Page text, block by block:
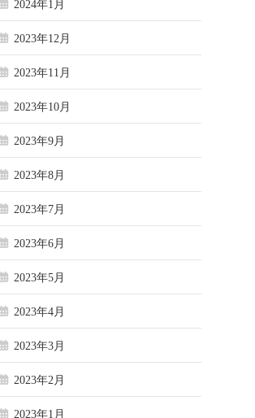
2024年1月
2023年12月
2023年11月
2023年10月
2023年9月
2023年8月
2023年7月
2023年6月
2023年5月
2023年4月
2023年3月
2023年2月
2023年1月